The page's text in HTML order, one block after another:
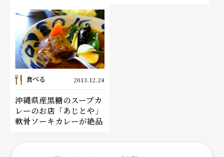
食べる 2013.12.24
沖縄県産黒糖のスープカ
レーのお店「あじとや」
軟骨ソーキカレーが絶品